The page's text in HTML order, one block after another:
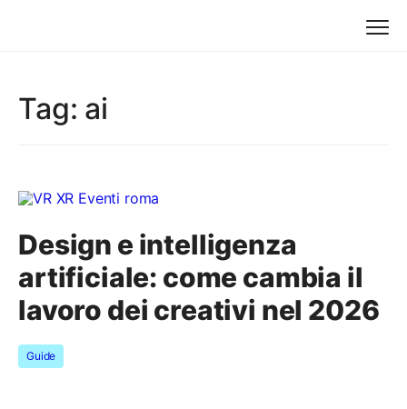
Tag: ai
Design e intelligenza
artificiale: come cambia il
lavoro dei creativi nel 2026
Guide